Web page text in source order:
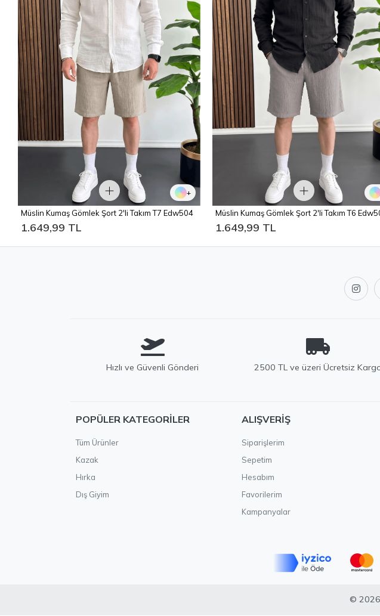
+
Müslin Kumaş Gömlek Şort 2'li Takım T7 Edw504
1.649,99 TL
Müslin Kumaş Gömlek Şort 2'li Takım T6
1.649,99 TL
Hızlı ve Güvenli Gönderi 2500 TL ve üzeri Ücretsiz
POPÜLER KATEGORILER
Tüm Ürünler
Kazak
Hırka
Dış Giyim
ALIŞVERIŞ
Siparişlerim
Sepetim
Hesabım
Favorilerim
Kampanyalar
©